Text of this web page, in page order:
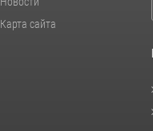
Карта сайта